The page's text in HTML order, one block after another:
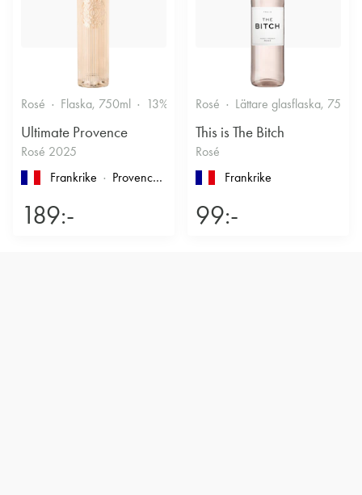
Rosé Flaska, 750ml 13% Friskt & Bärigt
Ultimate Provence
Rosé 2025
Frankrike
Provence , Côtes de Provence
189:-
Rosé Lättare glasflaska, 750ml
This is The Bitch
Rosé
Frankrike
99:-